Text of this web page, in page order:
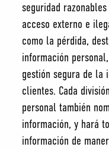
seguridad
acceso externo e
como la pérdida,
información
gestión segura de la
clientes. Cada
personal también
información, y hará
información de